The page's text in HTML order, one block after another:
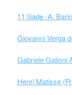
11 Iliade -A.
Giovanni Verga
Gabriele Galloni
Henri Matisse